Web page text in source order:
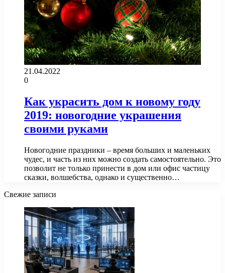
21.04.2022
0
Как украсить дом к новому году
2019: новогодние украшения
своими руками
Новогодние праздники – время больших и маленьких
чудес, и часть из них можно создать самостоятельно. Это
позволит не только принести в дом или офис частицу
сказки, волшебства, однако и существенно…
Свежие записи